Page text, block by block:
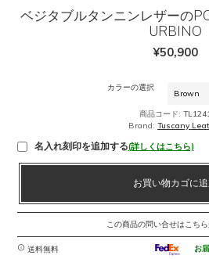
ベジタブルタンニンレザーの
URBINO
¥50,900
カラーの選択
商品コード:
Brand: Tuscany
名入れ刻印を追加する(詳しくはこちら)
ベ
タ
ブ
ル
タ
お買い物カゴに
この商品の問い合せはこち
送料無料 お